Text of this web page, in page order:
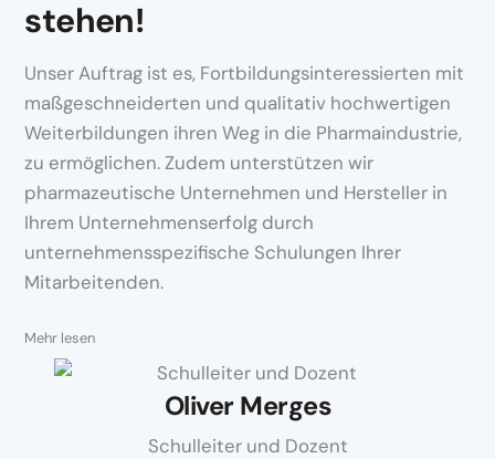
stehen!
Unser Auftrag ist es, Fortbildungsinteressierten mit
maßgeschneiderten und qualitativ hochwertigen
Weiterbildungen ihren Weg in die Pharmaindustrie,
zu ermöglichen. Zudem unterstützen wir
pharmazeutische Unternehmen und Hersteller in
Ihrem Unternehmenserfolg durch
unternehmensspezifische Schulungen Ihrer
Mitarbeitenden.
Oliver Merges
Schulleiter und Dozent